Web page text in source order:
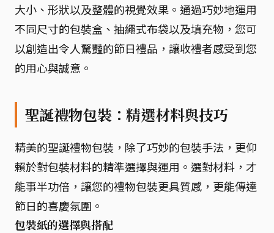
大小、形狀以及整體的視覺效果。通過巧妙地運用
不同尺寸的包裝盒、抽繩式布袋以及填充物，您可
以創造出令人驚豔的節日禮品，讓收禮者感受到您
的用心與誠意。
聖誕禮物包裝：精選材料與技巧
精美的聖誕禮物包裝，除了巧妙的包裝手法，更仰
賴於對包裝材料的精準選擇與運用。選對材料，才
能事半功倍，讓您的禮物包裝更具質感，更能傳達
節日的喜慶氛圍。
包裝紙的選擇與搭配